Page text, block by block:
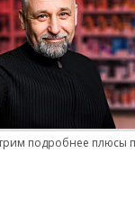
подробнее плюсы